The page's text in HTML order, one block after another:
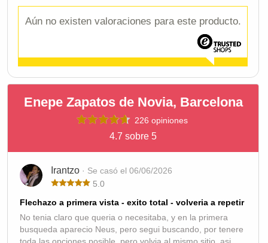
Aún no existen valoraciones para este producto.
Enepe Zapatos de Novia, Barcelona
226 opiniones
4.7 sobre 5
Irantzo · Se casó el 06/06/2026
5.0
Flechazo a primera vista - exito total - volveria a repetir
No tenia claro que queria o necesitaba, y en la primera
busqueda aparecio Neus, pero segui buscando, por tenere